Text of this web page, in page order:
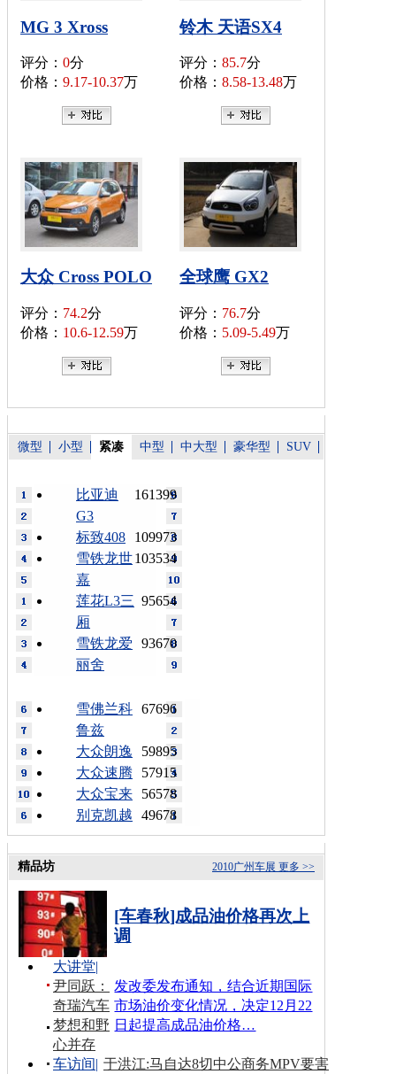
MG 3 Xross
评分： 0分
价格： 9.17-10.37万
铃木 天语SX4
评分： 85.7分
价格： 8.58-13.48万
大众 Cross POLO
评分： 74.2分
价格： 10.6-12.59万
全球鹰 GX2
评分： 76.7分
价格： 5.09-5.49万
微型 小型 紧凑 中型 中大型 豪华型 SUV
161399
比亚迪
G3
109973
标致408
103534
雪铁龙世
嘉
95654
莲花L3三
厢
93670
雪铁龙爱
丽舍
67696
雪佛兰科
鲁兹
59895
大众朗逸
57915
大众速腾
56578
大众宝来
49678
别克凯越
更多 >>
2010广州车展
精品坊
[车春秋]成品油价格再次上
调
发改委发布通知，结合近期国际
市场油价变化情况，决定12月22
日起提高成品油价格…
大讲堂|
尹同跃：
奇瑞汽车
梦想和野
心并存
车访间| 于洪江:马自达8切中公商务MPV要害